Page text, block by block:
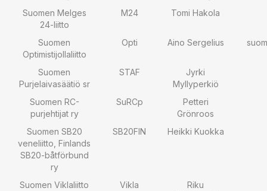
Suomen Melges
24-liitto
M24 Tomi Hakola
Suomen
Optimistijollaliitto
Opti Aino Sergelius
Suomen
Purjelaivasäätiö sr
STAF
Jyrki
Myllyperkiö
Suomen RC-
purjehtijat ry
SuRCp
Petteri
Grönroos
Suomen SB20
veneliitto, Finlands
SB20-båtförbund
ry
SB20FIN Heikki Kuokka
Suomen Viklaliitto
Vikla
Riku